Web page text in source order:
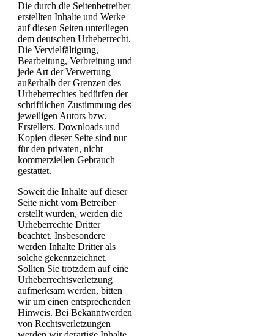
Die durch die Seitenbetreiber
erstellten Inhalte und Werke
auf diesen Seiten unterliegen
dem deutschen Urheberrecht.
Die Vervielfältigung,
Bearbeitung, Verbreitung und
jede Art der Verwertung
außerhalb der Grenzen des
Urheberrechtes bedürfen der
schriftlichen Zustimmung des
jeweiligen Autors bzw.
Erstellers. Downloads und
Kopien dieser Seite sind nur
für den privaten, nicht
kommerziellen Gebrauch
gestattet.
Soweit die Inhalte auf dieser
Seite nicht vom Betreiber
erstellt wurden, werden die
Urheberrechte Dritter
beachtet. Insbesondere
werden Inhalte Dritter als
solche gekennzeichnet.
Sollten Sie trotzdem auf eine
Urheberrechtsverletzung
aufmerksam werden, bitten
wir um einen entsprechenden
Hinweis. Bei Bekanntwerden
von Rechtsverletzungen